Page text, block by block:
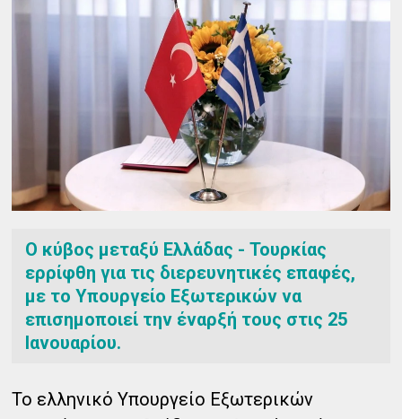
Ο κύβος μεταξύ Ελλάδας - Τουρκίας
ερρίφθη για τις διερευνητικές επαφές,
με το Υπουργείο Εξωτερικών να
επισημοποιεί την έναρξή τους στις 25
Ιανουαρίου.
Το ελληνικό Υπουργείο Εξωτερικών